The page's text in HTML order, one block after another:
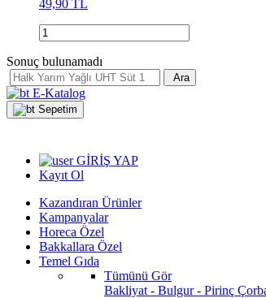
49,90 TL
Sonuç bulunamadı
Ara
E-Katalog
Sepetim
GİRİŞ YAP
Kayıt Ol
Kazandıran Ürünler
Kampanyalar
Horeca Özel
Bakkallara Özel
Temel Gıda
Tümünü Gör
Bakliyat - Bulgur - Pirinç